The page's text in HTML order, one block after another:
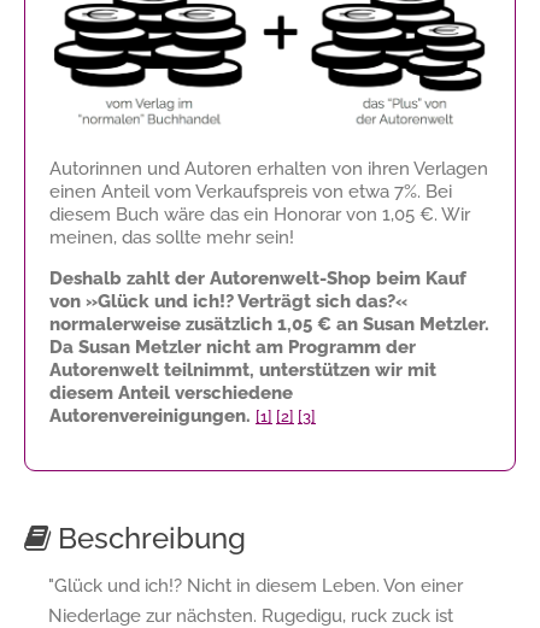
Autorinnen und Autoren erhalten von ihren Verlagen
einen Anteil vom Verkaufspreis von etwa 7%. Bei
diesem Buch wäre das ein Honorar von 1,05 €. Wir
meinen, das sollte mehr sein!
Deshalb zahlt der Autorenwelt-Shop beim Kauf
von »Glück und ich!? Verträgt sich das?«
normalerweise zusätzlich 1,05 € an Susan Metzler.
Da Susan Metzler nicht am Programm der
Autorenwelt teilnimmt, unterstützen wir mit
diesem Anteil verschiedene
Autorenvereinigungen. [1] [2] [3]
Beschreibung
"Glück und ich!? Nicht in diesem Leben. Von einer
Niederlage zur nächsten. Rugedigu, ruck zuck ist